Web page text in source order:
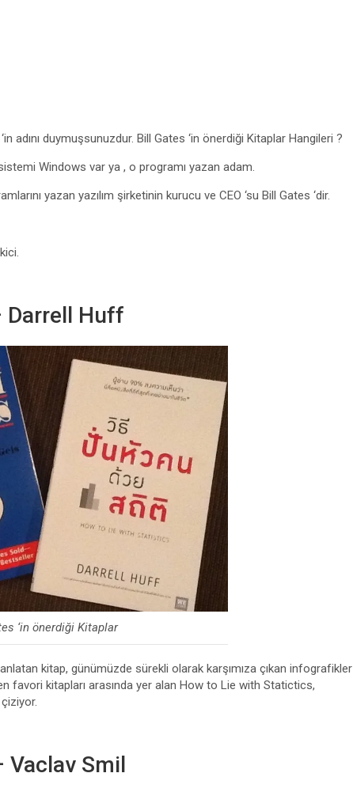
‘in adını duymuşsunuzdur. Bill Gates ‘in önerdiği Kitaplar Hangileri ?
Windows var ya , o programı yazan adam.
yazan yazılım şirketinin kurucu ve CEO ‘su Bill Gates ‘dir.
Darrell Huff
‘in önerdiği Kitaplar
kitap, günümüzde sürekli olarak karşımıza çıkan infografikler
favori kitapları arasında yer alan How to Lie with Statictics,
Vaclav Smil